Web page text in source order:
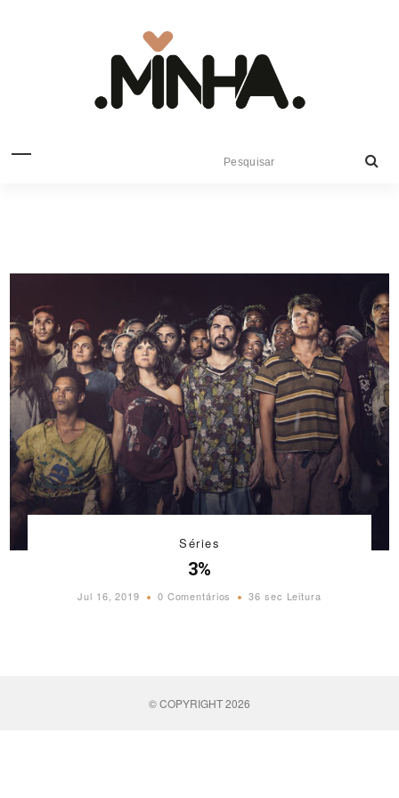
Séries
3%
Jul 16, 2019 0 Comentários 36 sec Leitura
© COPYRIGHT 2026